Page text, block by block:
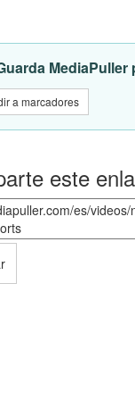
a marcadores
este